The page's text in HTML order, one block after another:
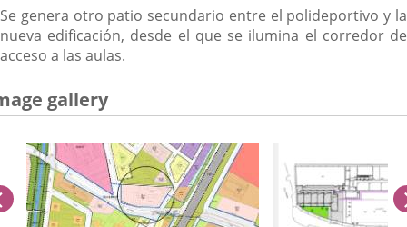
Se genera otro patio secundario entre el polideportivo y la
nueva edificación, desde el que se ilumina el corredor de
acceso a las aulas.
gallery
previus